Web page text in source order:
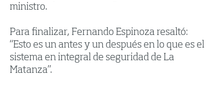
ministro.
Para finalizar, Fernando Espinoza resaltó:
“Esto es un antes y un después en lo que es el
sistema en integral de seguridad de La
Matanza”.